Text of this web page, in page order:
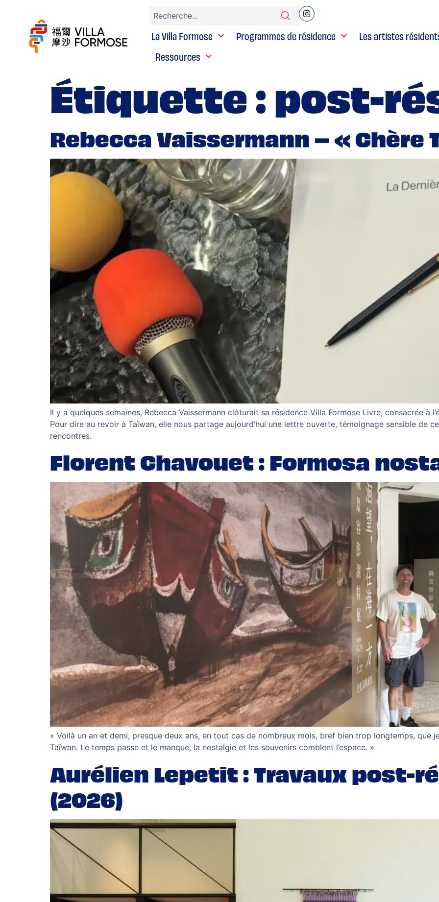
La Villa Formose Programmes de résidence
Les artistes
Ressources
Étiquette : post-
Rebecca Vaissermann – « Chère
Il y a quelques semaines, Rebecca Vaissermann clôturait sa résidence Villa Formose Livre, consacrée à
Pour dire au revoir à Taïwan, elle nous partage aujourd’hui une lettre ouverte, témoignage sensible de
rencontres.
Florent Chavouet : Formosa
« Voilà un an et demi, presque deux ans, en tout cas de nombreux mois, bref bien trop longtemps, que
Taïwan. Le temps passe et le manque, la nostalgie et les souvenirs comblent l’espace. »
Aurélien Lepetit : Travaux post-
(2026)